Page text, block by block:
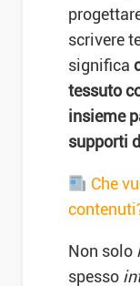
scrivere
significa
tessuto
insieme
supporti
Che
Non solo
spesso